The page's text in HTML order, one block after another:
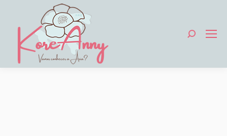
Search: